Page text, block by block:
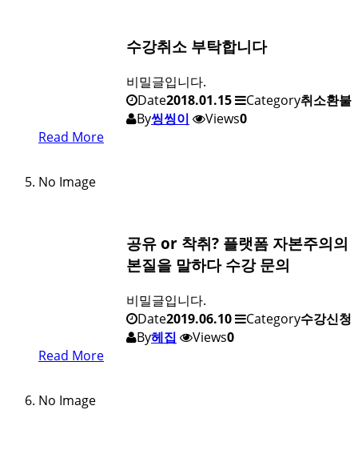
수강취소 부탁합니다
비밀글입니다.
Date2018.01.15 Category취소환불
By씽씽이 Views0
Read More
No Image
공유 or 착취? 플랫폼 자본주의의
본질을 말하다 수강 문의
비밀글입니다.
Date2019.06.10 Category수강신청
By헤집 Views0
Read More
No Image